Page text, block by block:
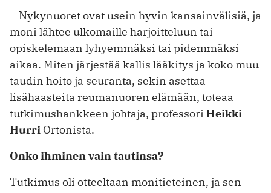
– Nykynuoret ovat usein hyvin kansainvälisiä, ja
moni lähtee ulkomaille harjoitteluun tai
opiskelemaan lyhyemmäksi tai pidemmäksi
aikaa. Miten järjestää kallis lääkitys ja koko muu
taudin hoito ja seuranta, sekin asettaa
lisähaasteita reumanuoren elämään, toteaa
tutkimushankkeen johtaja, professori Heikki
Hurri Ortonista.
Onko ihminen vain tautinsa?
Tutkimus oli otteeltaan monitieteinen, ja sen